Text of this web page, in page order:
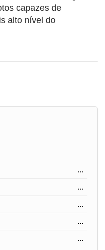
capazes de
alto nível do
...
...
...
...
...